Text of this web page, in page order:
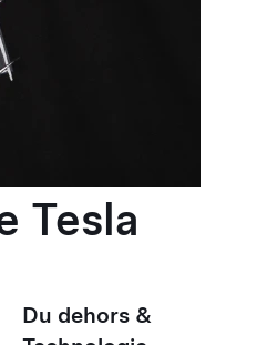
Tesla
Du dehors &